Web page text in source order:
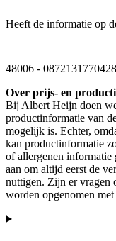
Heeft de informatie op
48006 -
Over prijs- en
Bij Albert Heijn doen
productinformatie van
mogelijk is. Echter,
kan productinformatie
of allergenen informatie
aan om altijd eerst de
nuttigen. Zijn er vragen
worden opgenomen